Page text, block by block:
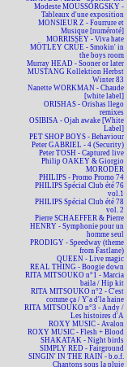
Modeste MOUSSORGSKY -
Tableaux d'une exposition
MONSIEUR Z - Fourrure et
Musique [numéroté]
MORRISSEY - Viva hate
MÖTLEY CRÜE - Smokin' in
the boys room
Murray HEAD - Sooner or later
MUSTANG Kollektion Herbst
Winter 83
Nanette WORKMAN - Chaude
[white label]
ORISHAS - Orishas llego
remixes
OSIBISA - Ojah awake [White
Label]
PET SHOP BOYS - Behaviour
Peter GABRIEL - 4 (Security)
Peter TOSH - Captured live
Philip OAKEY & Giorgio
MORODER
PHILIPS - Promo Promo 74
PHILIPS Spécial Club été 76
vol.1
PHILIPS Spécial Club été 78
vol. 2
Pierre SCHAEFFER & Pierre
HENRY - Symphonie pour un
homme seul
PRODIGY - Speedway (theme
from Fastlane)
QUEEN - Live magic
REAL THING - Boogie down
RITA MITSOUKO n°1 - Marcia
baila / Hip kit
RITA MITSOUKO n°2 - C'est
comme ça / Y'a d'la haine
RITA MITSOUKO n°3 - Andy /
Les histoires d'A
ROXY MUSIC - Avalon
ROXY MUSIC - Flesh + Blood
SHAKATAK - Night birds
SIMPLY RED - Fairground
SINGIN' IN THE RAIN - b.o.f.
Chantons sous la pluie